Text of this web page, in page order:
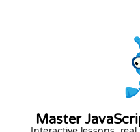
Master